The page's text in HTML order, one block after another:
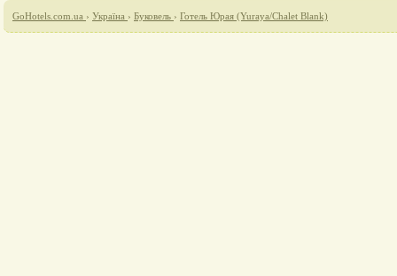
GoHotels.com.ua › Україна › Буковель › Готель Юрая (Yuraya/Chalet Blank)